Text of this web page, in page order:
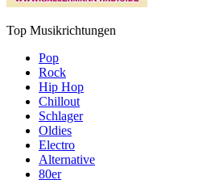
Top Musikrichtungen
Pop
Rock
Hip Hop
Chillout
Schlager
Oldies
Electro
Alternative
80er